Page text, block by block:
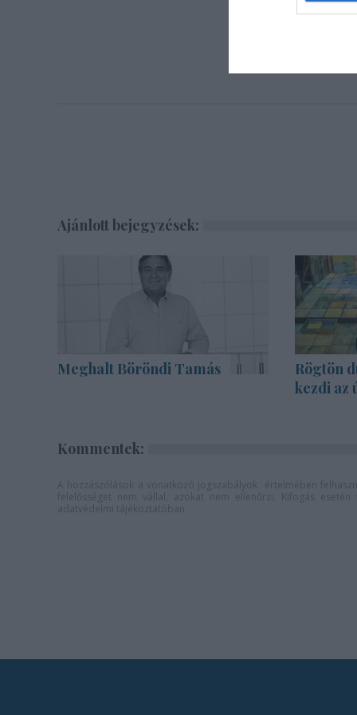
Ajánlott bejegyzések:
Meghalt Böröndi Tamás
Rögtön
kezdi az
Kommentek: